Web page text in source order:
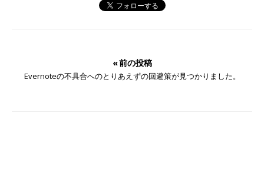
« 前の投稿
Evernoteの不具合へのとりあえずの回避策が見つかりました。